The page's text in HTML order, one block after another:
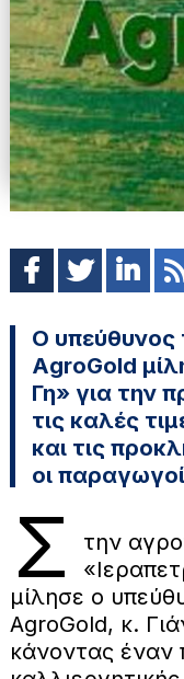
Ο υπεύθυνος
AgroGold
Γη» για την
τις καλές
και τις
οι
Σ
την
μίλησε ο
AgroGold, κ.
κάνοντας έναν